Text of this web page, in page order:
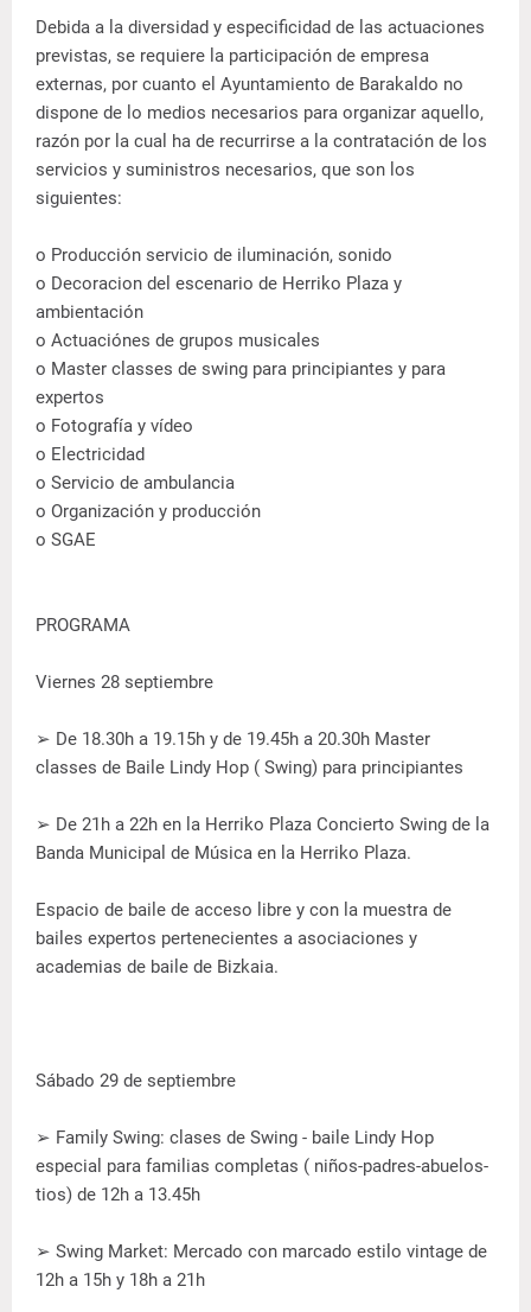
Debida a la diversidad y especificidad de las actuaciones
previstas, se requiere la participación de empresa
externas, por cuanto el Ayuntamiento de Barakaldo no
dispone de lo medios necesarios para organizar aquello,
razón por la cual ha de recurrirse a la contratación de los
servicios y suministros necesarios, que son los
siguientes:
o Producción servicio de iluminación, sonido
o Decoracion del escenario de Herriko Plaza y
ambientación
o Actuaciónes de grupos musicales
o Master classes de swing para principiantes y para
expertos
o Fotografía y vídeo
o Electricidad
o Servicio de ambulancia
o Organización y producción
o SGAE
PROGRAMA
Viernes 28 septiembre
➢ De 18.30h a 19.15h y de 19.45h a 20.30h Master
classes de Baile Lindy Hop ( Swing) para principiantes
➢ De 21h a 22h en la Herriko Plaza Concierto Swing de la
Banda Municipal de Música en la Herriko Plaza.
Espacio de baile de acceso libre y con la muestra de
bailes expertos pertenecientes a asociaciones y
academias de baile de Bizkaia.
Sábado 29 de septiembre
➢ Family Swing: clases de Swing - baile Lindy Hop
especial para familias completas ( niños-padres-abuelos-
tios) de 12h a 13.45h
➢ Swing Market: Mercado con marcado estilo vintage de
12h a 15h y 18h a 21h